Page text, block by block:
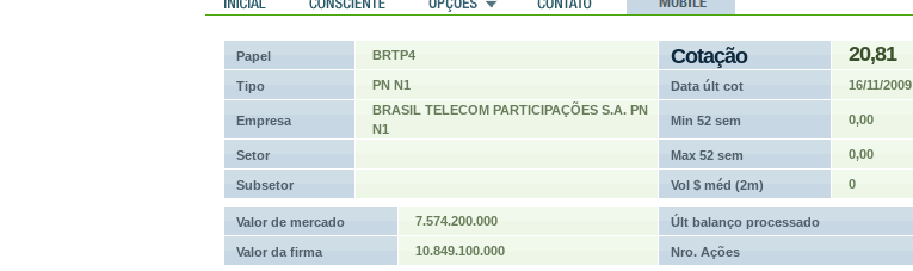
Papel BRTP4 Cotação 20,81
Tipo PN N1 Data últ cot 16/11/2009
Empresa
BRASIL TELECOM PARTICIPAÇÕES S.A. PN
N1
Min 52 sem 0,00
Setor Max 52 sem 0,00
Subsetor Vol $ méd (2m) 0
Valor de mercado 7.574.200.000 Últ balanço processado
Valor da firma 10.849.100.000 Nro. Ações